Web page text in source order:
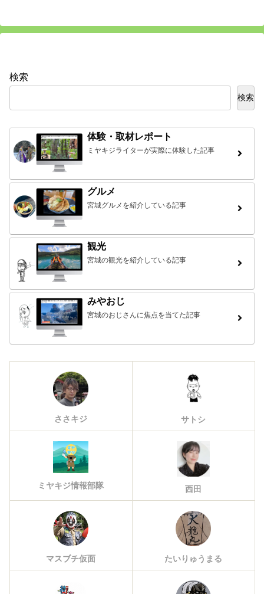
検索
検索
体験・取材レポート
ミヤキジライターが実際に体験した記事
グルメ
宮城グルメを紹介している記事
観光
宮城の観光を紹介している記事
みやおじ
宮城のおじさんに焦点を当てた記事
ささキジ サトシ
ミヤキジ情報部隊 西田
マスブチ仮面 たいりゅうまる